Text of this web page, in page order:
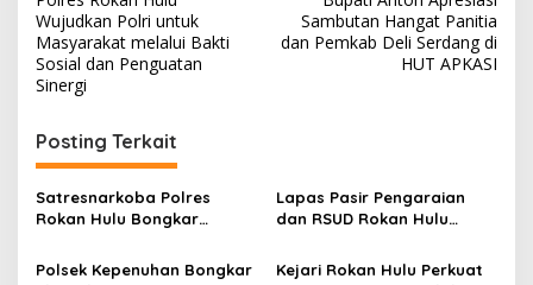
pos
Wujudkan Polri untuk
Masyarakat melalui Bakti
Sosial dan Penguatan
Sinergi
Sambutan Hangat Panitia
dan Pemkab Deli Serdang di
HUT APKASI
Posting Terkait
Satresnarkoba Polres
Rokan Hulu Bongkar
Pelaku Ditangkap di
Lapas Pasir Pengaraian
dan RSUD Rokan Hulu
Darah untuk Kemanusiaan
Polsek Kepenuhan Bongkar
Kejari Rokan Hulu Perkuat